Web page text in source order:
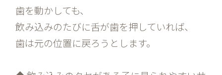
歯を動かしても、
飲み込みのたびに舌が歯を押していれば、
歯は元の位置に戻ろうとします。